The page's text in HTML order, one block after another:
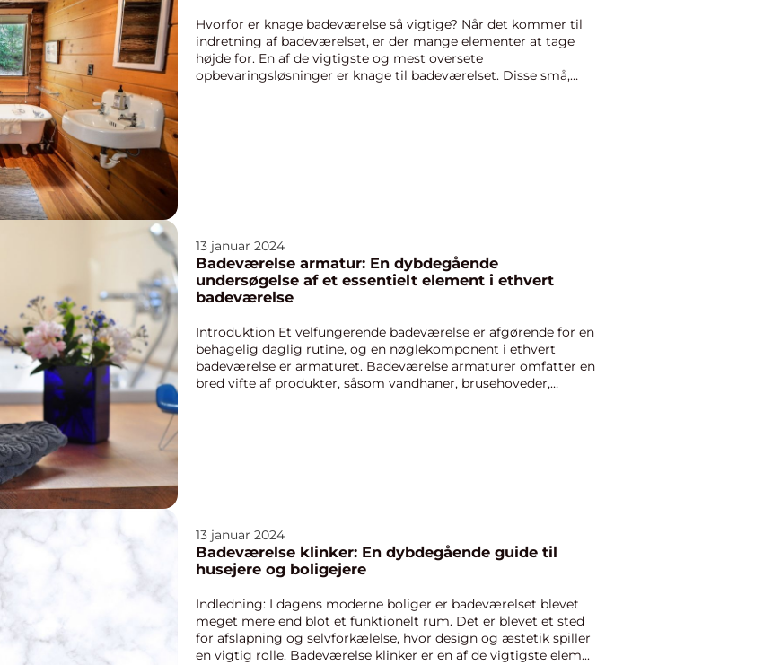
Hvorfor er knage badeværelse så vigtige? Når det kommer til
indretning af badeværelset, er der mange elementer at tage
højde for. En af de vigtigste og mest oversete
opbevaringsløsninger er knage til badeværelset. Disse små,
13 januar 2024
Badeværelse armatur: En dybdegående
undersøgelse af et essentielt element i ethvert
badeværelse
Introduktion Et velfungerende badeværelse er afgørende for en
behagelig daglig rutine, og en nøglekomponent i ethvert
badeværelse er armaturet. Badeværelse armaturer omfatter en
bred vifte af produkter, såsom vandhaner, brusehoveder,
13 januar 2024
Badeværelse klinker: En dybdegående guide til
husejere og boligejere
Indledning: I dagens moderne boliger er badeværelset blevet
meget mere end blot et funktionelt rum. Det er blevet et sted
for afslapning og selvforkælelse, hvor design og æstetik spiller
en vigtig rolle. Badeværelse klinker er en af de vigtigste elem...